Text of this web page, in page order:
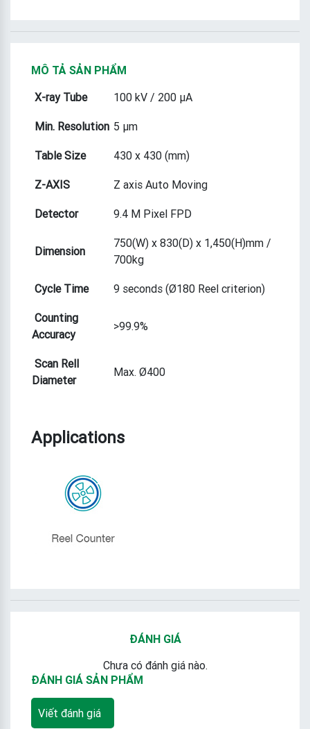
MÔ TẢ SẢN PHẨM
X-ray Tube
100 kV / 200 µA
Min. Resolution 5 µm
Table Size 430 x 430 (mm)
Z-AXIS Z axis Auto Moving
Detector 9.4 M Pixel FPD
Dimension
750(W) x 830(D) x 1,450(H)mm /
700kg
Cycle Time 9 seconds (Ø180 Reel criterion)
Counting
Accuracy
>99.9%
Scan Rell
Diameter
Max. Ø400
Applications
ĐÁNH GIÁ
Chưa có đánh giá nào.
ĐÁNH GIÁ SẢN PHẨM
Viết đánh giá